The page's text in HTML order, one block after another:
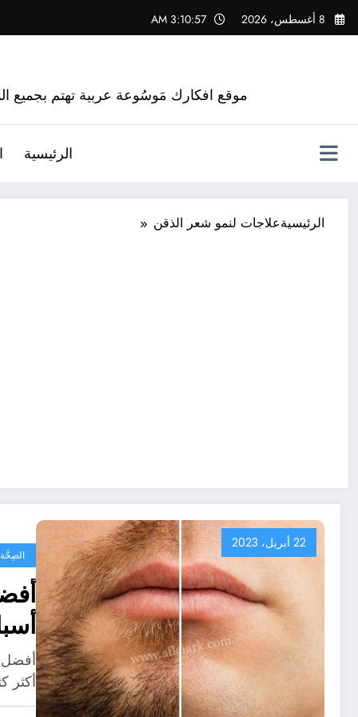
التجاوز
إلى
8 أغسطس، 2026 3:10:58 AM
موقع افكارك مَوسُوعة عربية تهتم بجميع
الرئيسية
الرئيسيةعلاجات لنمو شعر الذقن
22 أبريل، 2023
أفضل
أكثر